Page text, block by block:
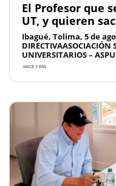
El Profesor que
UT, y quieren
Ibagué, Tolima, 5 de
DIRECTIVAASOCIACIÓN
UNIVERSITARIOS –
HACE 1 DÍA